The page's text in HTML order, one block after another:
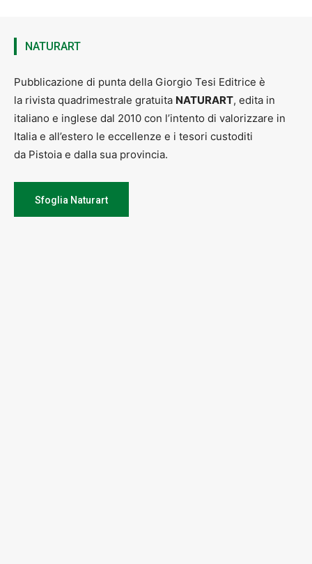
NATURART
Pubblicazione di punta della Giorgio Tesi Editrice è
la rivista quadrimestrale gratuita NATURART, edita in
italiano e inglese dal 2010 con l’intento di valorizzare in
Italia e all’estero le eccellenze e i tesori custoditi
da Pistoia e dalla sua provincia.
Sfoglia Naturart